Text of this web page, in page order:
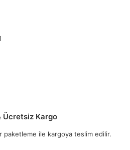
Ücretsiz Kargo
paketleme ile kargoya teslim edilir.